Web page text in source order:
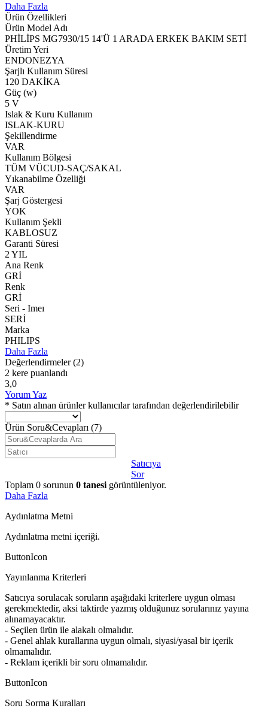
Daha Fazla
Ürün Özellikleri
Ürün Model Adı
PHİLİPS MG7930/15 14'Ü 1 ARADA ERKEK BAKIM SETİ
Üretim Yeri
ENDONEZYA
Şarjlı Kullanım Süresi
120 DAKİKA
Güç (w)
5 V
Islak & Kuru Kullanım
ISLAK-KURU
Şekillendirme
VAR
Kullanım Bölgesi
TÜM VÜCUD-SAÇ/SAKAL
Yıkanabilme Özelliği
VAR
Şarj Göstergesi
YOK
Kullanım Şekli
KABLOSUZ
Garanti Süresi
2 YIL
Ana Renk
GRİ
Renk
GRİ
Seri - Imeı
SERİ
Marka
PHILIPS
Daha Fazla
Değerlendirmeler (2)
2 kere puanlandı
3,0
Yorum Yaz
* Satın alınan ürünler kullanıcılar tarafından değerlendirilebilir
Ürün Soru&Cevapları (7)
Satıcıya
Sor
Toplam 0 sorunun 0 tanesi görüntüleniyor.
Daha Fazla
Aydınlatma Metni
Aydınlatma metni içeriği.
ButtonIcon
Yayınlanma Kriterleri
Satıcıya sorulacak soruların aşağıdaki kriterlere uygun olması
gerekmektedir, aksi taktirde yazmış olduğunuz sorularınız yayına
alınamayacaktır.
- Seçilen ürün ile alakalı olmalıdır.
- Genel ahlak kurallarına uygun olmalı, siyasi/yasal bir içerik
olmamalıdır.
- Reklam içerikli bir soru olmamalıdır.
ButtonIcon
Soru Sorma Kuralları